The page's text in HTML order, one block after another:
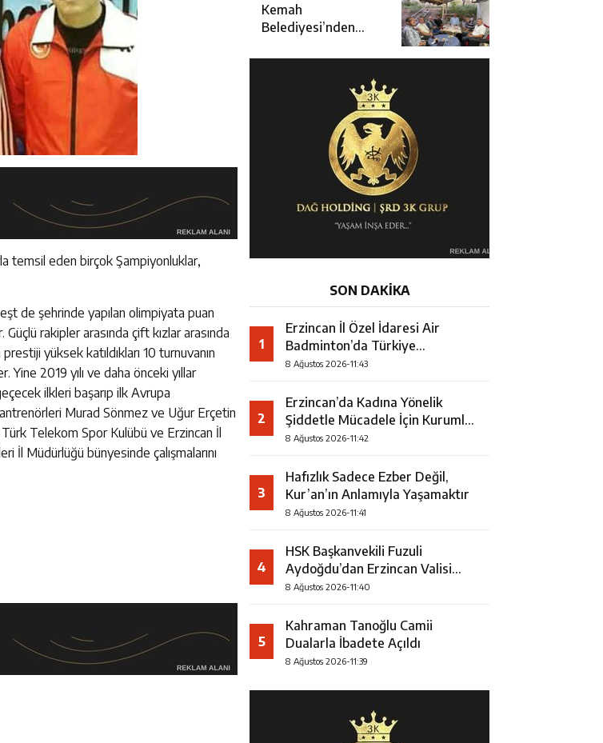
temsil eden birçok Şampiyonluklar,
de şehrinde yapılan olimpiyata puan
rakipler arasında çift kızlar arasında
yüksek katıldıkları 10 turnuvanın
2019 yılı ve daha önceki yıllar
ilkleri başarıp ilk Avrupa
antrenörleri Murad Sönmez ve Uğur Erçetin
Türk Telekom Spor Kulübü ve Erzincan İl
İl Müdürlüğü bünyesinde çalışmalarını
Kemah
Belediyesi’nden
Mahallesi’nde
SON DAKİKA
1
Erzincan İl Özel İdaresi Air
Badminton’da Türkiye
Şampiyonu Oldu
8 Ağustos 2026-11:43
2
Erzincan’da Kadına Yönelik
Şiddetle Mücadele İçin Kurumlar
Bir Araya Geldi
8 Ağustos 2026-11:42
3
Hafızlık Sadece Ezber Değil,
Kur’an’ın Anlamıyla Yaşamaktır
8 Ağustos 2026-11:41
4
HSK Başkanvekili Fuzuli
Aydoğdu’dan Erzincan Valisi
Hamza Aydoğdu’ya Ziyaret
8 Ağustos 2026-11:40
5
Kahraman Tanoğlu Camii
Dualarla İbadete Açıldı
8 Ağustos 2026-11:39